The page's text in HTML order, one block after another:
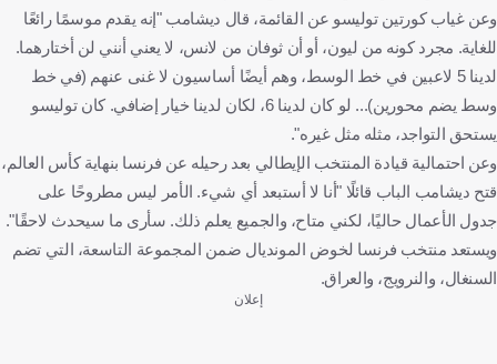
وعن غياب كورتين توليسو عن القائمة، قال ديشامب "إنه يقدم موسمًا رائعًا
للغاية. مجرد كونه من ليون، أو أن ثوفان من لانس، لا يعني أنني لن أختارهما.
لدينا 5 لاعبين في خط الوسط، وهم أيضًا أساسيون لا غنى عنهم (في خط
وسط يضم محورين)... لو كان لدينا 6، لكان لدينا خيار إضافي. كان توليسو
يستحق التواجد، مثله مثل غيره".
وعن احتمالية قيادة المنتخب الإيطالي بعد رحيله عن فرنسا بنهاية كأس العالم،
قتح ديشامب الباب قائلًا "أنا لا أستبعد أي شيء. الأمر ليس مطروحًا على
جدول الأعمال حاليًا، لكني متاح، والجميع يعلم ذلك. سأرى ما سيحدث لاحقًا".
ويستعد منتخب فرنسا لخوض المونديال ضمن المجموعة التاسعة، التي تضم
السنغال، والنرويج، والعراق.
إعلان